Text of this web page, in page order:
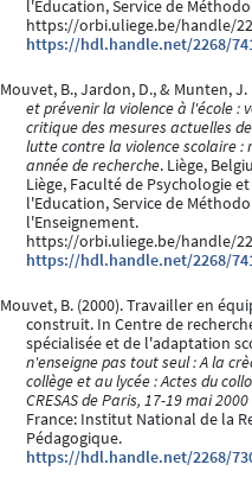
l'Education, Service de
https://orbi.uliege.be/handle/
https://hdl.handle.net/2268/
Mouvet, B., Jardon, D., & Munten, J.
et prévenir la violence à l'école :
critique des mesures actuelles
lutte contre la violence scolaire :
année de recherche. Liège,
Liège, Faculté de Psychologie
l'Education, Service de
l'Enseignement.
https://orbi.uliege.be/handle/
https://hdl.handle.net/2268/
Mouvet, B. (2000). Travailler en
construit. In Centre de
spécialisée et de l'adaptation
n'enseigne pas tout seul : A la
collège et au lycée : Actes du
CRESAS de Paris, 17-19 mai 2000
France: Institut National de la
Pédagogique.
https://hdl.handle.net/2268/